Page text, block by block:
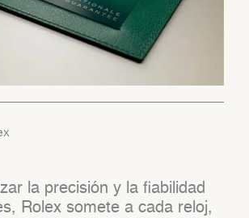
la precisión y la fiabilidad
Rolex somete a cada reloj,